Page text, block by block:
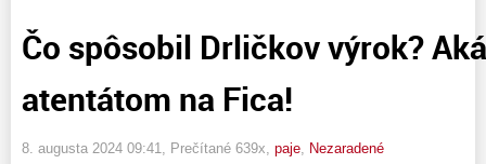
Čo spôsobil Drličkov výrok?
atentátom na Fica!
8. augusta 2024 09:41 , Prečítané 639x, paje Nezaradené